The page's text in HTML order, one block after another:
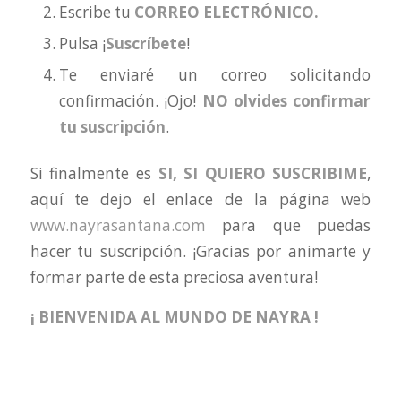
Escribe tu CORREO ELECTRÓNICO.
Pulsa ¡Suscríbete!
Te enviaré un correo solicitando
confirmación. ¡Ojo! NO olvides confirmar
tu suscripción.
Si finalmente es SI, SI QUIERO SUSCRIBIME,
aquí te dejo el enlace de la página web
www.nayrasantana.com para que puedas
hacer tu suscripción. ¡Gracias por animarte y
formar parte de esta preciosa aventura!
¡ BIENVENIDA AL MUNDO DE NAYRA !